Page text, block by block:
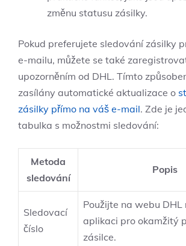
změnu statusu zásilky.
Pokud preferujete sledování zásilky
e-mailu, můžete se také
upozorněním od DHL. Tímto
zasílány automatické aktualizace o
zásilky přímo na váš e-mail. Zde je
tabulka s možnostmi sledování:
Metoda
sledování
Popis
Sledovací
číslo
Použijte na webu DHL
aplikaci pro okamžitý
zásilce.